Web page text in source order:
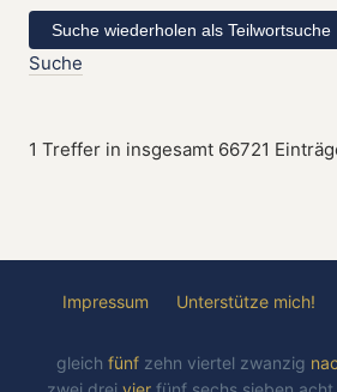
Suche
1 Treffer in insgesamt 66721
Impressum Unterstütze mich!
gleich fünf zehn viertel zwanzig